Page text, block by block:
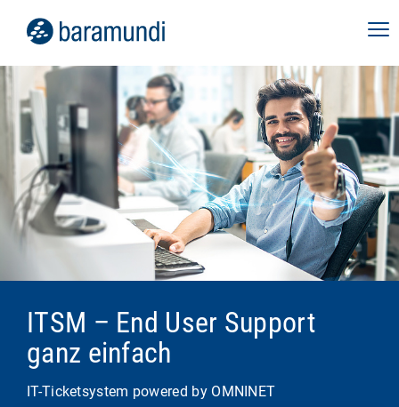
ITSM – End User Support
ganz einfach
IT-Ticketsystem powered by OMNINET